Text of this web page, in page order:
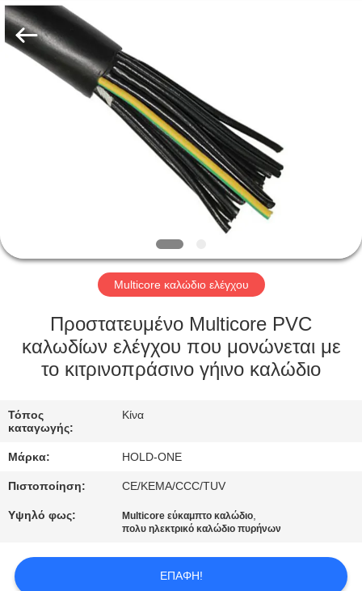
ΣΠΊΤΙ
ΠΕΡΊΠΟΥ
ΕΜΕΊΣ
ΓΎΡΟΣ
ΕΡΓΟΣΤΑΣΊΩΝ
ΈΛΕΓΧΟΣ
ΜΑΣ
ΕΛΆΤΕ
ΣΕ
ΕΠΑΦΉ
ΜΕ
Qingdao
Yilan
Cable
Co.,
Ltd..
Multicore καλώδιο ελέγχου
Προστατευμένο Multicore PVC
καλωδίων ελέγχου που μονώνεται με
το κιτρινοπράσινο γήινο καλώδιο
Τόπος
καταγωγής:
Κίνα
Μάρκα: HOLD-ONE
Πιστοποίηση: CE/KEMA/CCC/TUV
Υψηλό φως: Multicore εύκαμπτο καλώδιο,
πολυ ηλεκτρικό καλώδιο πυρήνων
ΕΠΑΦΉ!